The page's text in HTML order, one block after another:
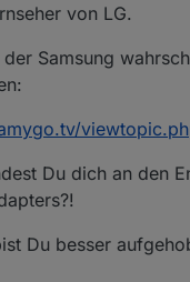
von LG.
Samsung
Du dich an den
Du besser